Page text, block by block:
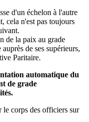
d'un échelon à l'autre
cela n'est pas toujours
de la paix au grade
de ses supérieurs,
Paritaire.
automatique du
de grade
le corps des officiers sur